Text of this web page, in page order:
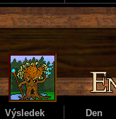
Výsledek
Den